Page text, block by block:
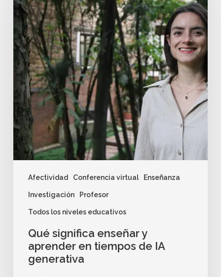
Afectividad Conferencia virtual Enseñanza
Investigación Profesor
Todos los niveles educativos
Qué significa enseñar y
aprender en tiempos de IA
generativa